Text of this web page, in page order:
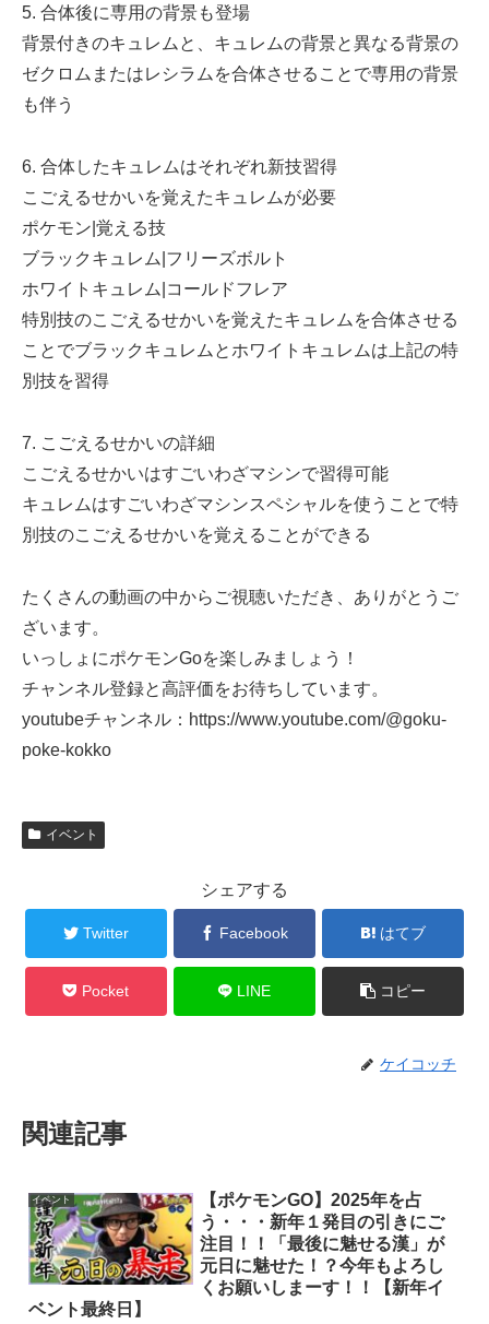
5. 合体後に専用の背景も登場
背景付きのキュレムと、キュレムの背景と異なる背景の
ゼクロムまたはレシラムを合体させることで専用の背景
も伴う
6. 合体したキュレムはそれぞれ新技習得
こごえるせかいを覚えたキュレムが必要
ポケモン|覚える技
ブラックキュレム|フリーズボルト
ホワイトキュレム|コールドフレア
特別技のこごえるせかいを覚えたキュレムを合体させる
ことでブラックキュレムとホワイトキュレムは上記の特
別技を習得
7. こごえるせかいの詳細
こごえるせかいはすごいわざマシンで習得可能
キュレムはすごいわざマシンスペシャルを使うことで特
別技のこごえるせかいを覚えることができる
たくさんの動画の中からご視聴いただき、ありがとうご
ざいます。
いっしょにポケモンGoを楽しみましょう！
チャンネル登録と高評価をお待ちしています。
youtubeチャンネル：https://www.youtube.com/@goku-
poke-kokko
イベント
シェアする
Twitter Facebook はてブ
Pocket LINE コピー
ケイコッチ
関連記事
イベント
【ポケモンGO】2025年を占
う・・・新年１発目の引きにご
注目！！「最後に魅せる漢」が
元日に魅せた！？今年もよろし
くお願いしまーす！！【新年イ
ベント最終日】